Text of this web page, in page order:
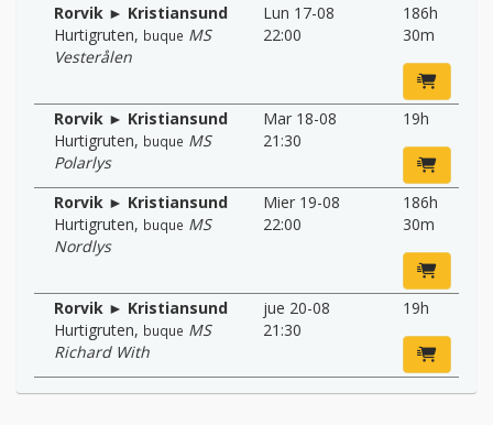
Rorvik ► Kristiansund
Hurtigruten, buque MS
Vesterålen
Lun 17-08
22:00
186h
30m
Rorvik ► Kristiansund
Hurtigruten, buque MS
Polarlys
Mar 18-08
21:30
19h
Rorvik ► Kristiansund
Hurtigruten, buque MS
Nordlys
Mier 19-08
22:00
186h
30m
Rorvik ► Kristiansund
Hurtigruten, buque MS
Richard With
jue 20-08
21:30
19h